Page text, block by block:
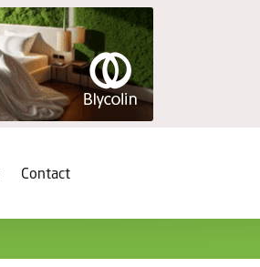
Contact